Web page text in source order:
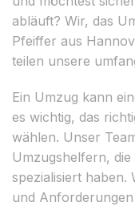
abläuft? Wir, das
Pfeiffer aus
teilen unsere
Ein Umzug kann
es wichtig, das
wählen. Unser
Umzugshelfern,
spezialisiert haben.
und